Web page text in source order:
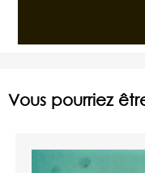
Vous pourriez